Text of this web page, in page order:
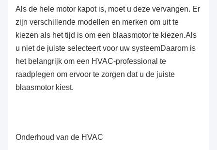
Als de hele motor kapot is, moet u deze vervangen. Er
zijn verschillende modellen en merken om uit te
kiezen als het tijd is om een blaasmotor te kiezen.Als
u niet de juiste selecteert voor uw systeemDaarom is
het belangrijk om een HVAC-professional te
raadplegen om ervoor te zorgen dat u de juiste
blaasmotor kiest.
Onderhoud van de HVAC